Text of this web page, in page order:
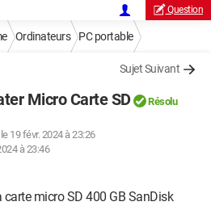
Question
Ordinateurs PC portable
Sujet Suivant
Micro Carte SD Résolu
19 févr. 2024 à 23:26
à 23:46
micro SD 400 GB SanDisk